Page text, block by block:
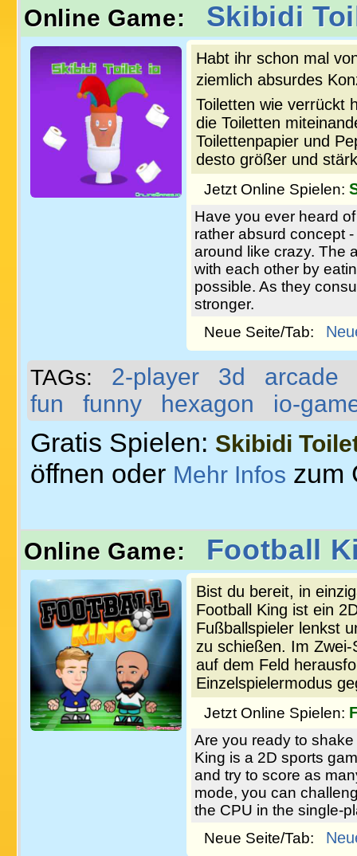
Online Game: Skibidi
Habt ihr schon mal
ziemlich absurdes
Toiletten wie verrückt
die Toiletten
Toilettenpapier und
desto größer und
Jetzt Online Spielen:
Have you ever heard
rather absurd concept
around like crazy. The
with each other by
possible. As they
stronger.
Neue Seite/Tab:
TAGs: 2-player 3d
arcade
fun
funny hexagon io-
Gratis Spielen: Skibidi
öffnen oder Mehr Infos zum
Online Game: Football
Bist du bereit, in
Football King ist ein
Fußballspieler lenkst
zu schießen. Im
auf dem Feld
Einzelspielermodus
Jetzt Online Spielen:
Are you ready to
King is a 2D sports
and try to score as
mode, you can
the CPU in the single-
Neue Seite/Tab: